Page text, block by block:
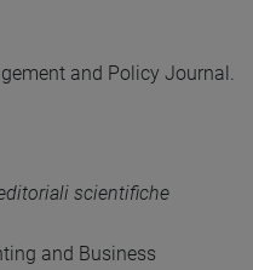
and Policy Journal.
scientifiche
and Business